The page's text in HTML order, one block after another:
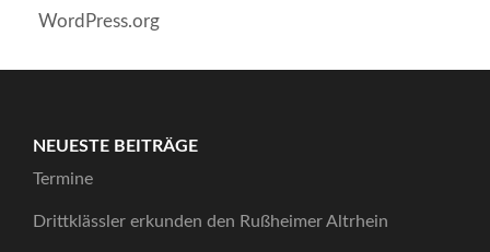
WordPress.org
NEUESTE BEITRÄGE
Termine
Drittklässler erkunden den Rußheimer Altrhein